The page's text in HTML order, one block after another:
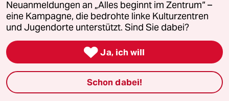
Kantine
Shop
Anzeigen
Neuanmeldungen an „Alles beginnt im Zentrum“ –
eine Kampagne, die bedrohte linke Kulturzentren
und Jugendorte unterstützt. Sind Sie dabei?
 Ja, ich will
Schon dabei!